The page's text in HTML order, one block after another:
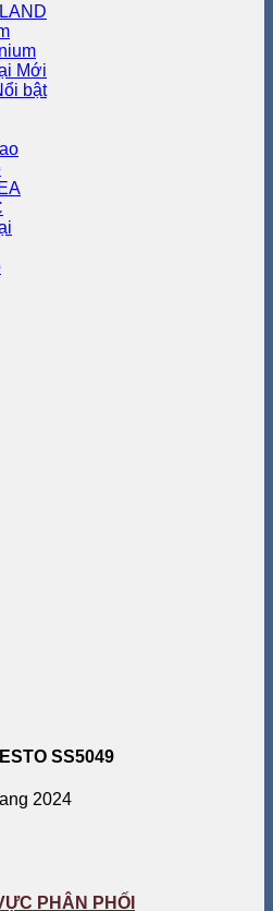
SS5049
2024
PHÂN PHỐI